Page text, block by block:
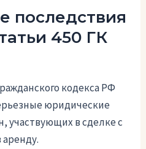
последствия
450 ГК
кодекса РФ
юридические
участвующих в сделке с